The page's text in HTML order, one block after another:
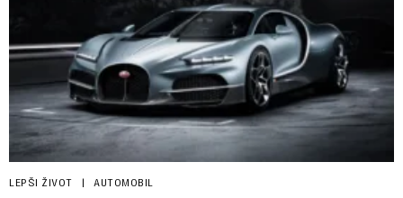
LEPŠI ŽIVOT AUTOMOBIL